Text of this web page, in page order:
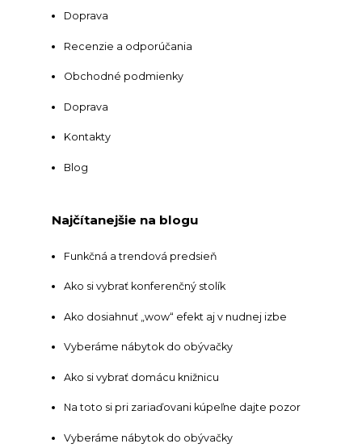
Doprava
Recenzie a odporúčania
Obchodné podmienky
Doprava
Kontakty
Blog
Najčítanejšie na blogu
Funkčná a trendová predsieň
Ako si vybrať konferenčný stolík
Ako dosiahnuť „wow“ efekt aj v nudnej izbe
Vyberáme nábytok do obývačky
Ako si vybrať domácu knižnicu
Na toto si pri zariaďovani kúpeľne dajte pozor
Vyberáme nábytok do obývačky